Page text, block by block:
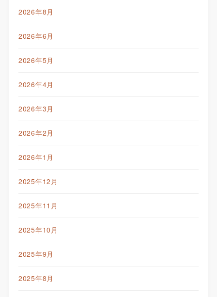
2026年8月
2026年6月
2026年5月
2026年4月
2026年3月
2026年2月
2026年1月
2025年12月
2025年11月
2025年10月
2025年9月
2025年8月